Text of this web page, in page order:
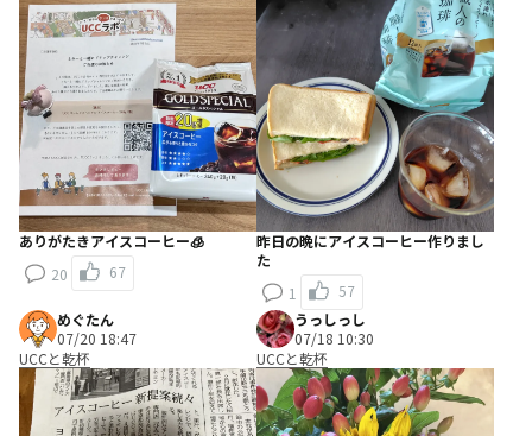
ありがたきアイスコーヒー🧊
20
67
昨日の晩にアイスコーヒー作りまし
た
1
57
めぐたん
07/20 18:47
UCCと乾杯
うっしっし
07/18 10:30
UCCと乾杯